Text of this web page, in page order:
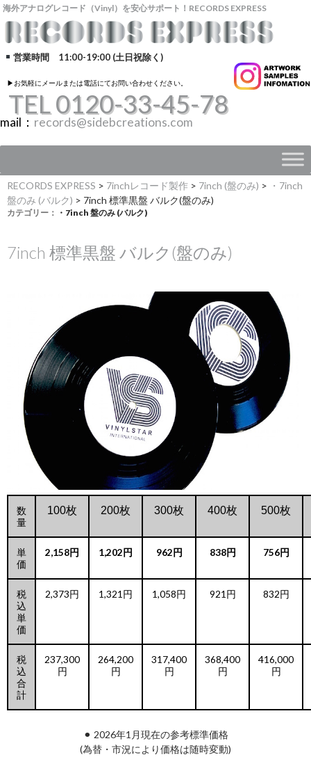
海外アナログレコード（Vinyl）を安心サポート！RECORDS EXPRESS
営業時間 11:00-19:00 (土日祝除く)
▶︎お気軽にメールまたは電話にてお問い合わせください。
TEL 0120-33-45-78
mail： records@sidebcreations.com
RECORDS EXPRESS > 7inchレコード製作 > 7inch (盤のみ) > ・7inch
盤のみ (バルク) > 7inch 標準黒盤 バルク(盤のみ)
カテゴリー： ・7inch 盤のみ (バルク)
7inch 標準黒盤 バルク(盤のみ)
数
量
100枚 200枚 300枚 400枚 500枚
単
価
2,158円 1,202円 962円 838円 756円
税
込
単
価
2,373円 1,321円 1,058円 921円 832円
税
込
合
計
237,300
円
264,200
円
317,400
円
368,400
円
416,000
円
⚫︎ 2026年1月現在の参考標準価格
(為替・市況により価格は随時変動)